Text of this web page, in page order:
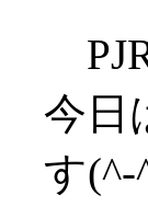
今日
す(^-